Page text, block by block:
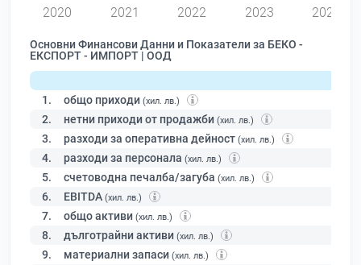
2020 2021 2022 2023 2024
Основни Финансови Данни и Показатели за БЕКО -
ЕКСПОРТ - ИМПОРТ | ООД
1. общо приходи (хил. лв.)
2. нетни приходи от продажби (хил. лв.)
3. разходи за оперативна дейност (хил. лв.)
4. разходи за персонала (хил. лв.)
5. счетоводна печалба/загуба (хил. лв.)
6. EBITDA (хил. лв.)
7. общо активи (хил. лв.)
8. дълготрайни активи (хил. лв.)
9. материални запаси (хил. лв.)